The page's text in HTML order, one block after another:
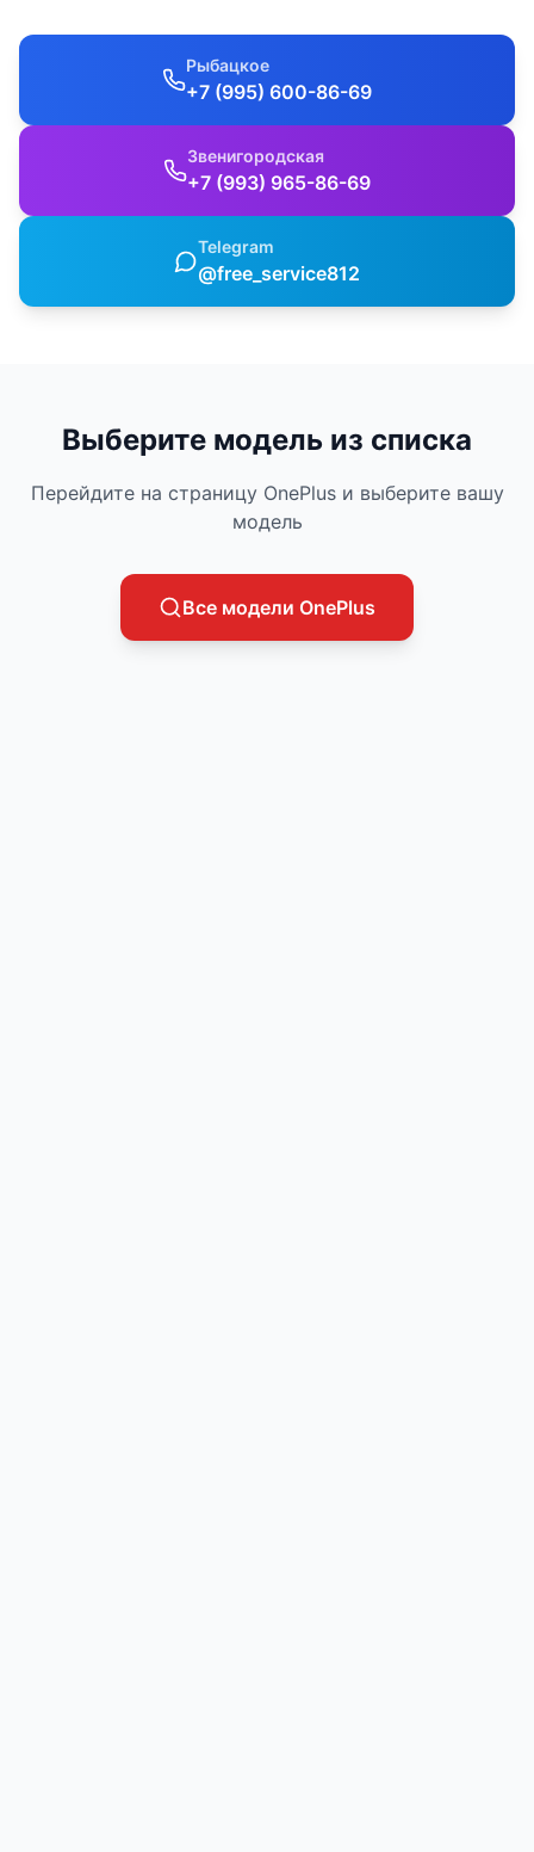
Рыбацкое
+7 (995) 600-86-69
Звенигородская
+7 (993) 965-86-69
Telegram
@free_service812
Выберите модель из списка
Перейдите на страницу OnePlusи выберите вашу
модель
Все модели OnePlus